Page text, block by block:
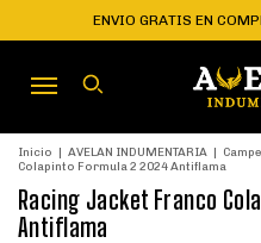
ENVIO GRATIS EN
Inicio | AVELAN INDUMENTARIA |
Colapinto Formula 2 2024 Antiflama
Racing Jacket Franco
Antiflama